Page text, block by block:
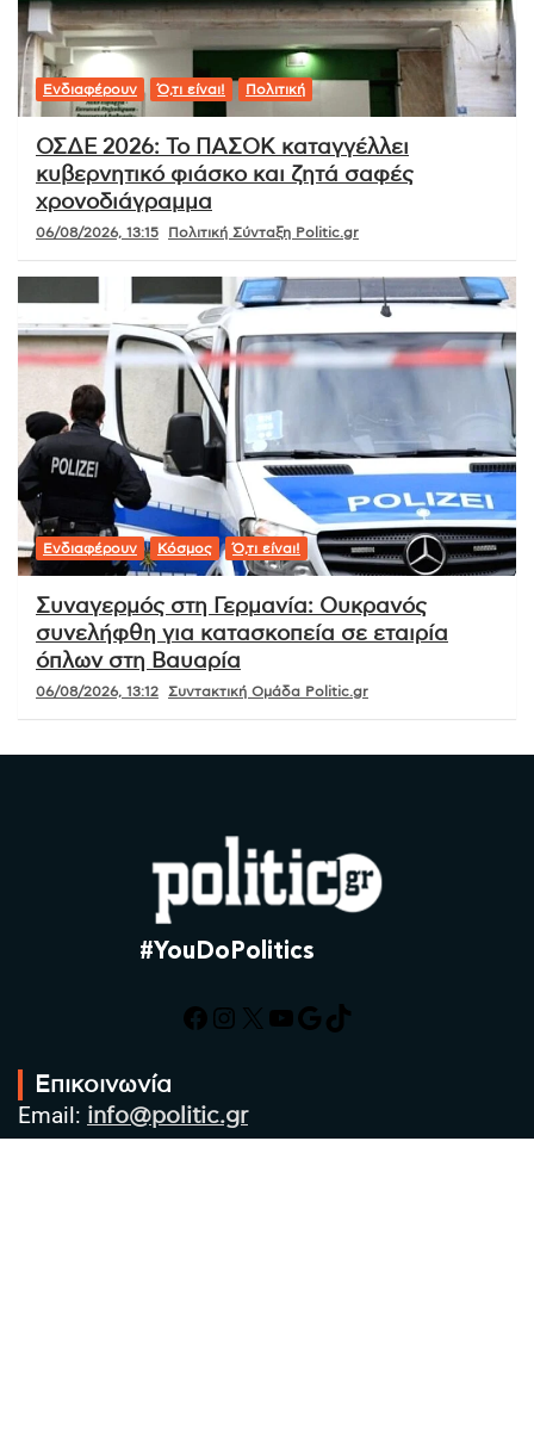
Ενδιαφέρουν Ό,τι είναι! Πολιτική
ΟΣΔΕ 2026: Το ΠΑΣΟΚ καταγγέλλει
κυβερνητικό φιάσκο και ζητά σαφές
χρονοδιάγραμμα
06/08/2026, 13:15 Πολιτική Σύνταξη Politic.gr
Ενδιαφέρουν Κόσμος Ό,τι είναι!
Συναγερμός στη Γερμανία: Ουκρανός
συνελήφθη για κατασκοπεία σε εταιρία
όπλων στη Βαυαρία
06/08/2026, 13:12 Συντακτική Ομάδα Politic.gr
#YouDoPolitics
Facebook
Instagram
X YouTube
Google
TikTok
Επικοινωνία
Email: info@politic.gr
Τηλ: